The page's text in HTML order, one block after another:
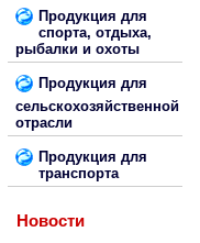
Продукция для
спорта, отдыха,
рыбалки и охоты
Продукция для
сельскохозяйственной
отрасли
Продукция для
транспорта
Новости